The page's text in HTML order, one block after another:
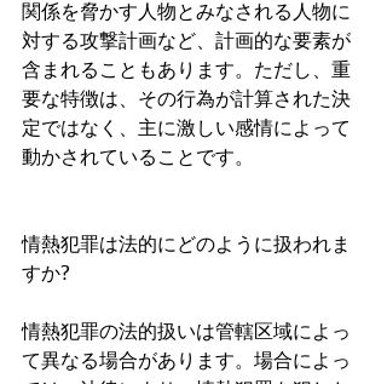
関係を脅かす人物とみなされる人物に
対する攻撃計画など、計画的な要素が
含まれることもあります。ただし、重
要な特徴は、その行為が計算された決
定ではなく、主に激しい感情によって
動かされていることです。
情熱犯罪は法的にどのように扱われま
すか?
情熱犯罪の法的扱いは管轄区域によっ
て異なる場合があります。場合によっ